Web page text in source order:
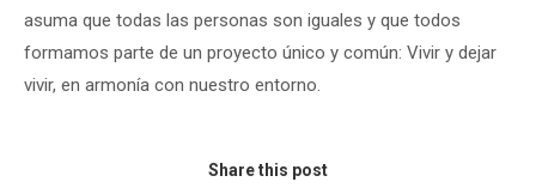
asuma que todas las personas son iguales y que todos
formamos parte de un proyecto único y común: Vivir y dejar
vivir, en armonía con nuestro entorno.
Share this post